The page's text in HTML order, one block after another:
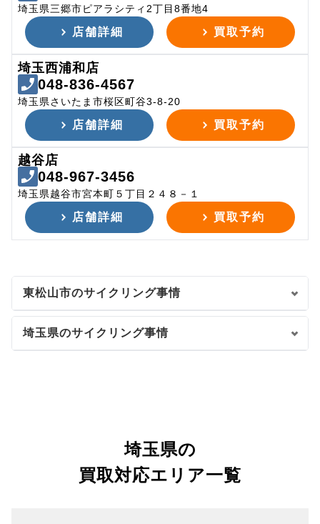
埼玉県三郷市ピアラシティ2丁目8番地4
店舗詳細 買取予約
埼玉西浦和店
048-836-4567
埼玉県さいたま市桜区町谷3-8-20
店舗詳細 買取予約
越谷店
048-967-3456
埼玉県越谷市宮本町５丁目２４８－１
店舗詳細 買取予約
東松山市のサイクリング事情
埼玉県のサイクリング事情
埼玉県の
買取対応エリア一覧